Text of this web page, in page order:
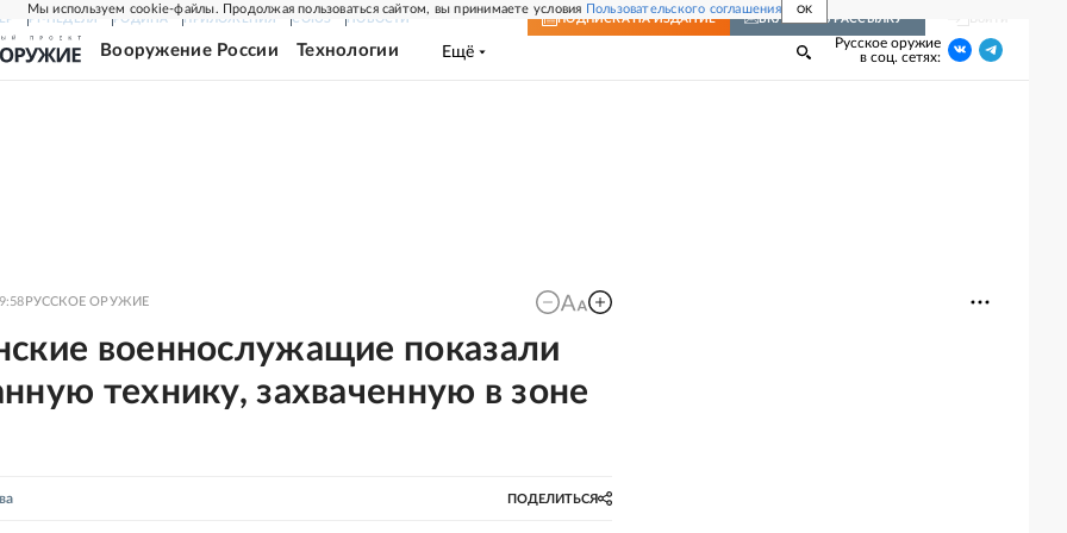
Мы используем cookie-файлы. Продолжая пользоваться сайтом, вы принимаете условия Пользовательского соглашения OK
РГ-НЕДЕЛЯ РОДИНА ПРИЛОЖЕНИЯ СОЮЗ НОВОСТИ ПОДПИСКА НА ИЗДАНИЕ ВКЛЮЧИТЬ РАССЫЛКУ
Вооружение России Технологии Ещё
Русское оружие
в соц. сетях:
РУССКОЕ ОРУЖИЕ
военнослужащие показали
технику, захваченную в зоне
ПОДЕЛИТЬСЯ